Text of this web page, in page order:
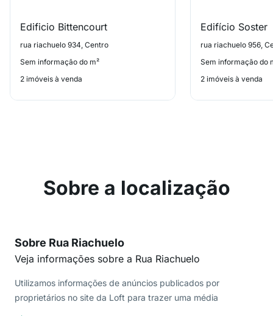
Edificio Bittencourt
rua riachuelo 934, Centro
Sem informação do m²
2 imóveis à venda
Edifício Soster
rua riachuelo 956,
Sem informação do
2 imóveis à venda
Sobre a localização
Sobre Rua Riachuelo
Veja informações sobre a Rua Riachuelo
Utilizamos informações de anúncios publicados por
proprietários no site da Loft para trazer uma média